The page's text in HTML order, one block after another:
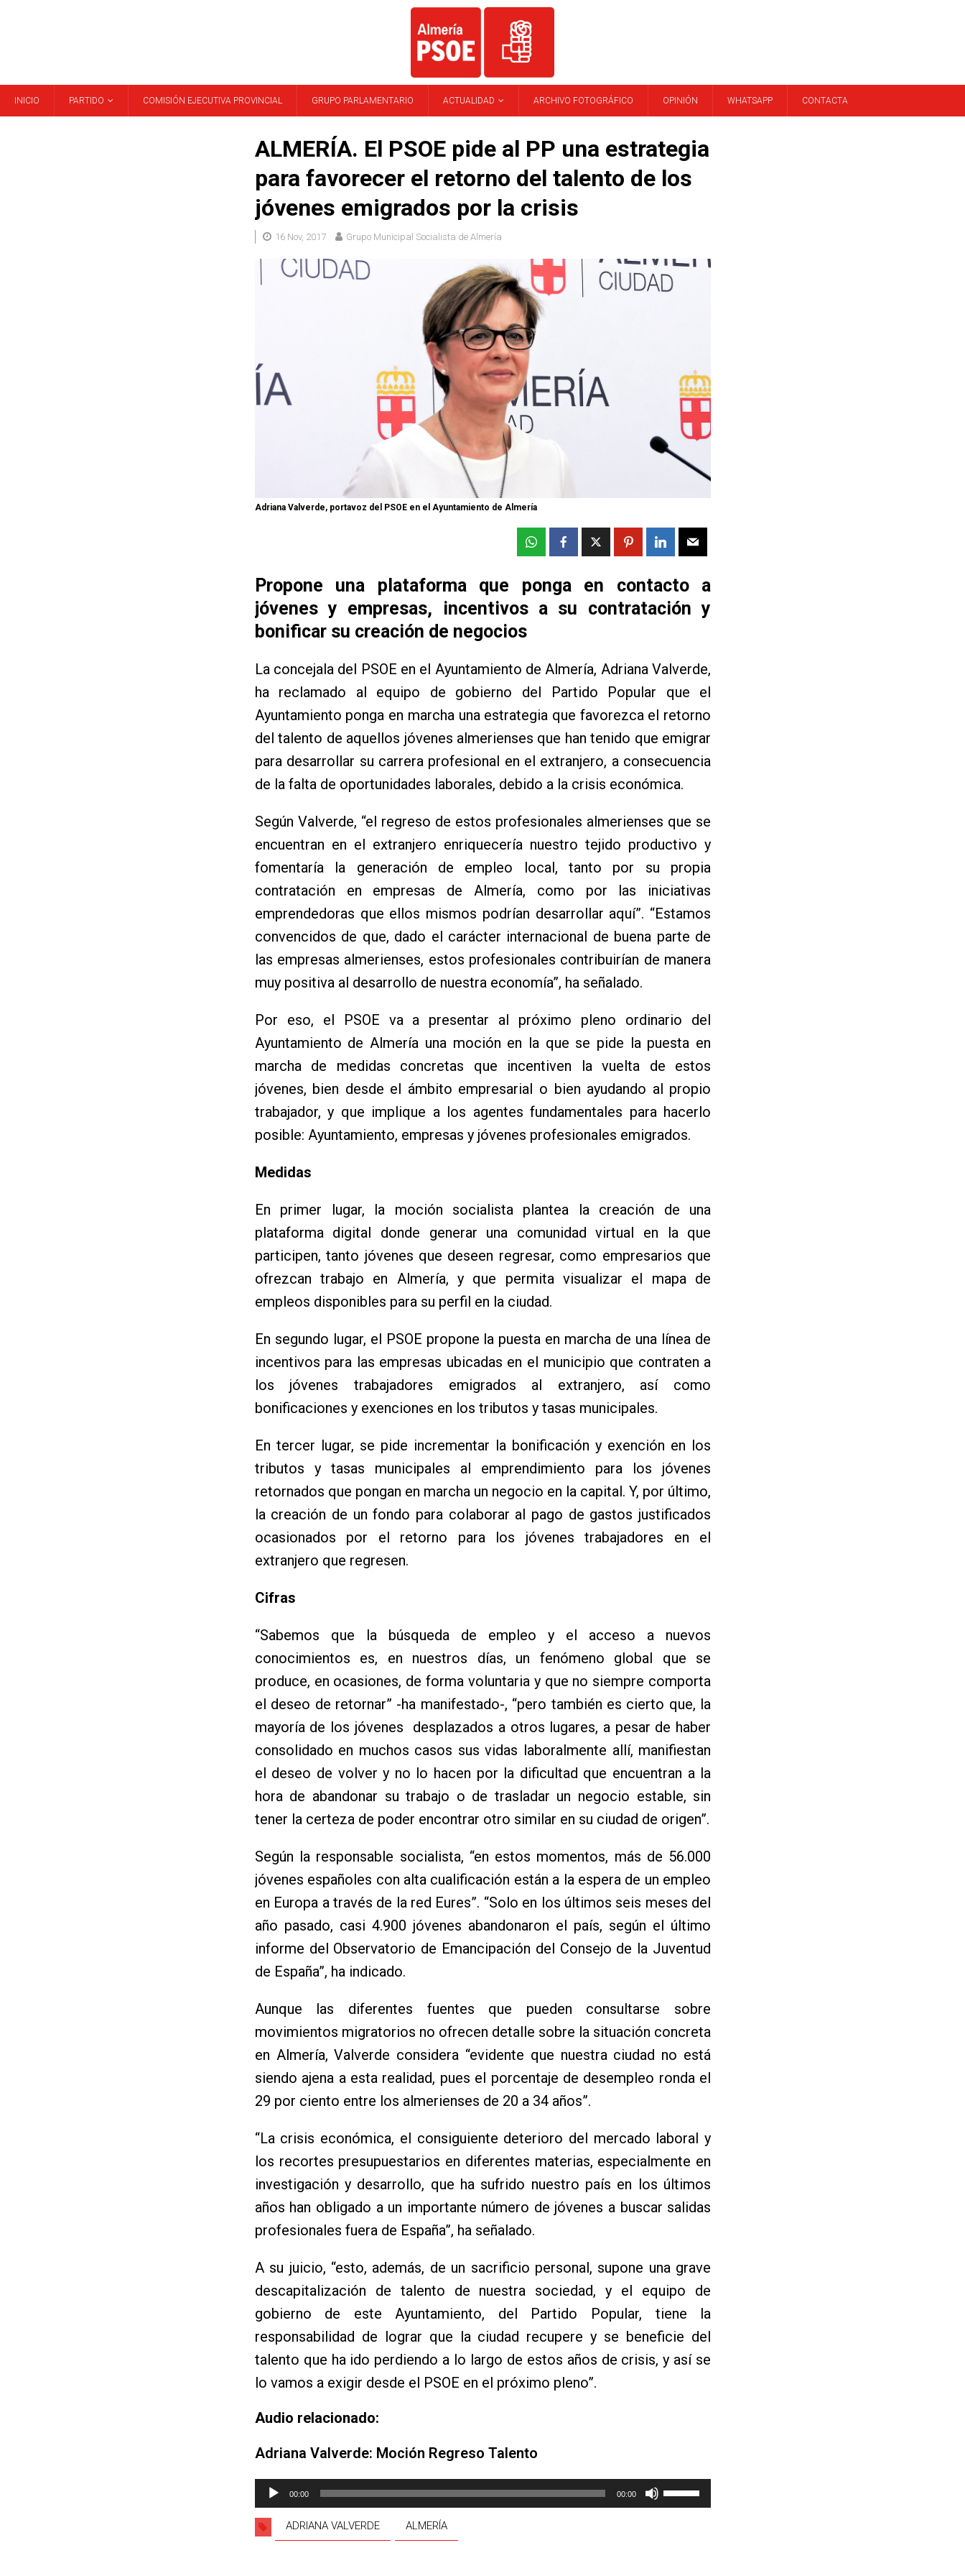
INICIO PARTIDO COMISIÓN EJECUTIVA PROVINCIAL GRUPO PARLAMENTARIO ACTUALIDAD ARCHIVO FOTOGRÁFICO OPINIÓN WHATSAPP CONTACTA
ALMERÍA. El PSOE pide al PP una estrategia
para favorecer el retorno del talento de los
jóvenes emigrados por la crisis
16 Nov, 2017 Grupo Municipal Socialista de Almería
Adriana Valverde, portavoz del PSOE en el Ayuntamiento de Almería
Propone una plataforma que ponga en contacto a
jóvenes y empresas, incentivos a su contratación y
bonificar su creación de negocios
La concejala del PSOE en el Ayuntamiento de Almería, Adriana Valverde,
ha reclamado al equipo de gobierno del Partido Popular que el
Ayuntamiento ponga en marcha una estrategia que favorezca el retorno
del talento de aquellos jóvenes almerienses que han tenido que emigrar
para desarrollar su carrera profesional en el extranjero, a consecuencia
de la falta de oportunidades laborales, debido a la crisis económica.
Según Valverde, “el regreso de estos profesionales almerienses que se
encuentran en el extranjero enriquecería nuestro tejido productivo y
fomentaría la generación de empleo local, tanto por su propia
contratación en empresas de Almería, como por las iniciativas
emprendedoras que ellos mismos podrían desarrollar aquí”. “Estamos
convencidos de que, dado el carácter internacional de buena parte de
las empresas almerienses, estos profesionales contribuirían de manera
muy positiva al desarrollo de nuestra economía”, ha señalado.
Por eso, el PSOE va a presentar al próximo pleno ordinario del
Ayuntamiento de Almería una moción en la que se pide la puesta en
marcha de medidas concretas que incentiven la vuelta de estos
jóvenes, bien desde el ámbito empresarial o bien ayudando al propio
trabajador, y que implique a los agentes fundamentales para hacerlo
posible: Ayuntamiento, empresas y jóvenes profesionales emigrados.
Medidas
En primer lugar, la moción socialista plantea la creación de una
plataforma digital donde generar una comunidad virtual en la que
participen, tanto jóvenes que deseen regresar, como empresarios que
ofrezcan trabajo en Almería, y que permita visualizar el mapa de
empleos disponibles para su perfil en la ciudad.
En segundo lugar, el PSOE propone la puesta en marcha de una línea de
incentivos para las empresas ubicadas en el municipio que contraten a
los jóvenes trabajadores emigrados al extranjero, así como
bonificaciones y exenciones en los tributos y tasas municipales.
En tercer lugar, se pide incrementar la bonificación y exención en los
tributos y tasas municipales al emprendimiento para los jóvenes
retornados que pongan en marcha un negocio en la capital. Y, por último,
la creación de un fondo para colaborar al pago de gastos justificados
ocasionados por el retorno para los jóvenes trabajadores en el
extranjero que regresen.
Cifras
“Sabemos que la búsqueda de empleo y el acceso a nuevos
conocimientos es, en nuestros días, un fenómeno global que se
produce, en ocasiones, de forma voluntaria y que no siempre comporta
el deseo de retornar” -ha manifestado-, “pero también es cierto que, la
mayoría de los jóvenes desplazados a otros lugares, a pesar de haber
consolidado en muchos casos sus vidas laboralmente allí, manifiestan
el deseo de volver y no lo hacen por la dificultad que encuentran a la
hora de abandonar su trabajo o de trasladar un negocio estable, sin
tener la certeza de poder encontrar otro similar en su ciudad de origen”.
Según la responsable socialista, “en estos momentos, más de 56.000
jóvenes españoles con alta cualificación están a la espera de un empleo
en Europa a través de la red Eures”. “Solo en los últimos seis meses del
año pasado, casi 4.900 jóvenes abandonaron el país, según el último
informe del Observatorio de Emancipación del Consejo de la Juventud
de España”, ha indicado.
Aunque las diferentes fuentes que pueden consultarse sobre
movimientos migratorios no ofrecen detalle sobre la situación concreta
en Almería, Valverde considera “evidente que nuestra ciudad no está
siendo ajena a esta realidad, pues el porcentaje de desempleo ronda el
29 por ciento entre los almerienses de 20 a 34 años”.
“La crisis económica, el consiguiente deterioro del mercado laboral y
los recortes presupuestarios en diferentes materias, especialmente en
investigación y desarrollo, que ha sufrido nuestro país en los últimos
años han obligado a un importante número de jóvenes a buscar salidas
profesionales fuera de España”, ha señalado.
A su juicio, “esto, además, de un sacrificio personal, supone una grave
descapitalización de talento de nuestra sociedad, y el equipo de
gobierno de este Ayuntamiento, del Partido Popular, tiene la
responsabilidad de lograr que la ciudad recupere y se beneficie del
talento que ha ido perdiendo a lo largo de estos años de crisis, y así se
lo vamos a exigir desde el PSOE en el próximo pleno”.
Audio relacionado:
Adriana Valverde: Moción Regreso Talento
Reproductor
audio
00:00 00:00
ADRIANA VALVERDE ALMERÍA